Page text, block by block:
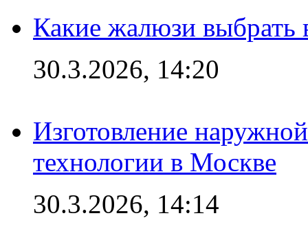
Какие жалюзи выбрать
30.3.2026, 14:20
Изготовление
технологии в Москве
30.3.2026, 14:14